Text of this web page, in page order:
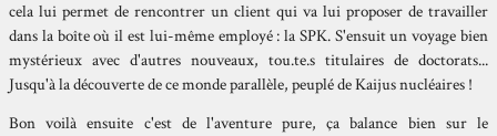
cela lui permet de rencontrer un client qui va lui proposer de travailler
dans la boîte où il est lui-même employé : la SPK. S'ensuit un voyage bien
mystérieux avec d'autres nouveaux, tou.te.s titulaires de doctorats...
Jusqu'à la découverte de ce monde parallèle, peuplé de Kaijus nucléaires !
Bon voilà ensuite c'est de l'aventure pure, ça balance bien sur le